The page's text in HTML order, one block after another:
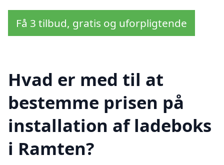
Få 3 tilbud, gratis og uforpligtende
Hvad er med til at
bestemme prisen på
installation af ladeboks
i Ramten?